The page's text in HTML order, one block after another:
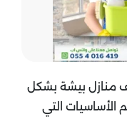
منازل بيشة بشكل
الأساسيات التي